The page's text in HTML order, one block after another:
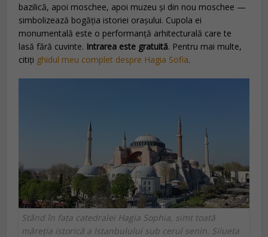
bazilică, apoi moschee, apoi muzeu și din nou moschee —
simbolizează bogăția istoriei orașului. Cupola ei
monumentală este o performanță arhitecturală care te
lasă fără cuvinte. Intrarea este gratuită. Pentru mai multe,
citiți ghidul meu complet despre Hagia Sofia.
Stând în fața catedralei Hagia Sophia, simt toată
măreția istorică a Istanbulului sub cerul senin. Silueta